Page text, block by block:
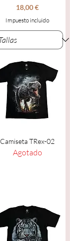
Precio
18,00 €
Impuesto incluido
Camiseta TRex-02
Agotado